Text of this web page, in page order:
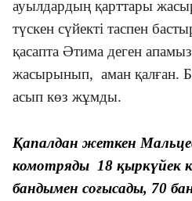
ауылдардың қарттары
түскен сүйекті таспен
қасапта Әтима деген
жасырынып, аман қалған.
асып көз жұмды.
Қапалдан жеткен
комотряды 18 қыркүйек
бандымен соғысады, 70